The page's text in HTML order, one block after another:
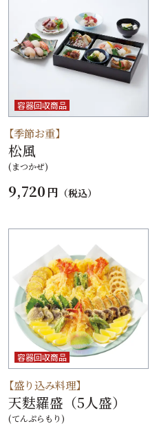
容器回収商品
【季節お重】
松風
(まつかぜ)
9,720 円 （税込）
容器回収商品
【盛り込み料理】
天麩羅盛（5人盛）
(てんぷらもり)